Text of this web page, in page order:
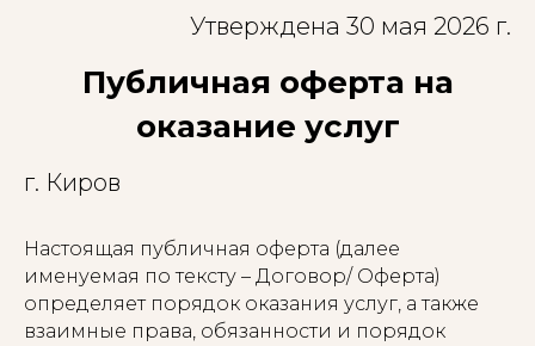
Утверждена 30 мая 2026 г.
Публичная оферта на
оказание услуг
г. Киров
Настоящая публичная оферта (далее
именуемая по тексту – Договор/ Оферта)
определяет порядок оказания услуг, а также
взаимные права, обязанности и порядок